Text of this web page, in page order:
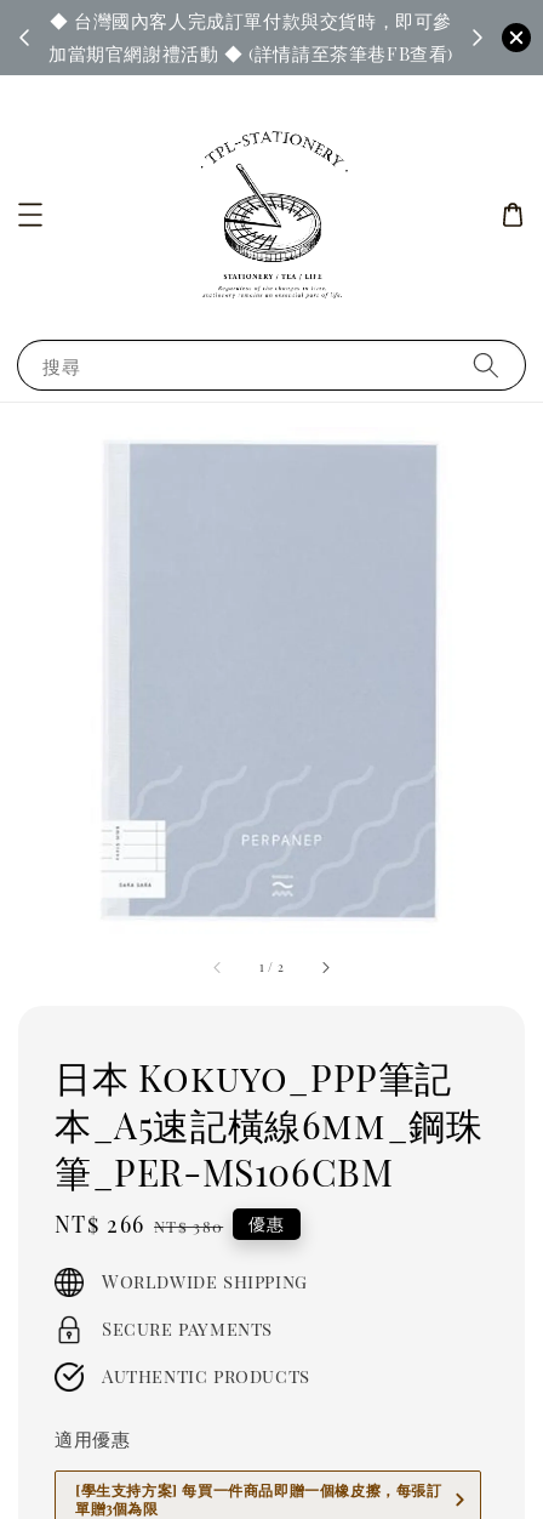
◆ 台灣國內客人完成訂單付款與交貨時，即可參
加當期官網謝禮活動 ◆ (詳情請至茶筆巷FB查看)
◆ 官
搜尋
1 / 2
日本 Kokuyo_PPP筆記
本_A5速記橫線6mm_鋼珠
筆_PER-MS106CBM
Sale
NT$ 266 Regular
NT$ 380 優惠
Worldwide shipping
Secure payments
Authentic products
適用優惠
[學生支持方案] 每買一件商品即贈一個橡皮擦，每張訂
單贈3個為限